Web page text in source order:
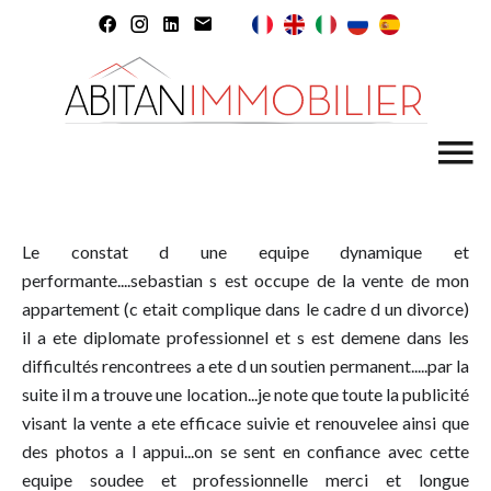
Le constat d une equipe dynamique et
performante....sebastian s est occupe de la vente de mon
appartement (c etait complique dans le cadre d un divorce)
il a ete diplomate professionnel et s est demene dans les
difficultés rencontrees a ete d un soutien permanent.....par la
suite il m a trouve une location...je note que toute la publicité
visant la vente a ete efficace suivie et renouvelee ainsi que
des photos a l appui...on se sent en confiance avec cette
equipe soudee et professionnelle merci et longue